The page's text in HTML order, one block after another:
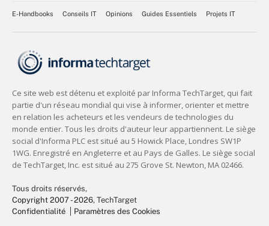
E-Handbooks Conseils IT Opinions Guides Essentiels Projets IT
Tous droits réservés,
Copyright 2007 - 2026, TechTarget
Confidentialité
Paramètres des Cookies